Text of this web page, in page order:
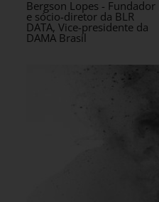
Bergson Lopes - Fundador
e sócio-diretor da BLR
DATA, Vice-presidente da
DAMA Brasil